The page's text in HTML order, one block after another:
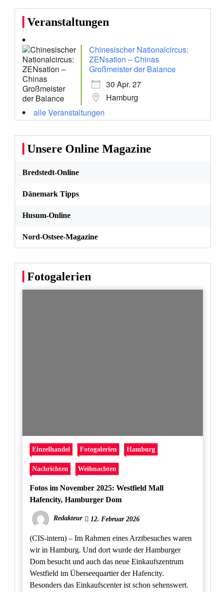
Veranstaltungen
Chinesischer Nationalcircus:
ZENsation – Chinas
Großmeister der Balance
30 Apr. 27
Hamburg
alle Veranstaltungen
Unsere Online Magazine
Bredstedt-Online
Dänemark Tipps
Husum-Online
Nord-Ostsee-Magazine
Fotogalerien
Einzelhandel Fotogalerien Hamburg
Nachrichten Weihnachten
Fotos im November 2025: Westfield Mall
Hafencity, Hamburger Dom
Redakteur 12. Februar 2026
(CIS-intern) – Im Rahmen eines Arztbesuches waren
wir in Hamburg. Und dort wurde der Hamburger
Dom besucht und auch das neue Einkaufszentrum
Westfield im Überseequartier der Hafencity.
Besonders das Einkaufscenter ist schon sehenswert.